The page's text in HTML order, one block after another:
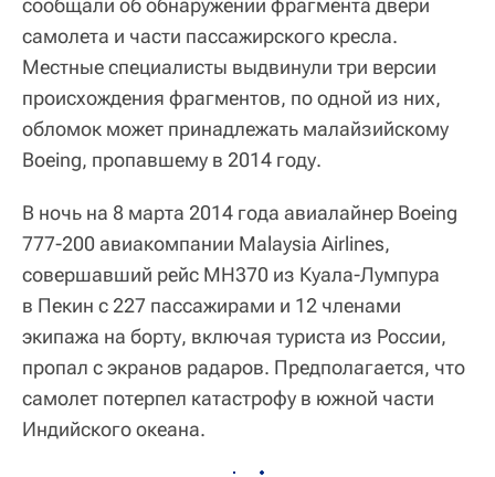
сообщали об обнаружении фрагмента двери
самолета и части пассажирского кресла.
Местные специалисты выдвинули три версии
происхождения фрагментов, по одной из них,
обломок может принадлежать малайзийскому
Boeing, пропавшему в 2014 году.
В ночь на 8 марта 2014 года авиалайнер Boeing
777-200 авиакомпании Malaysia Airlines,
совершавший рейс MH370 из Куала-Лумпура
в Пекин с 227 пассажирами и 12 членами
экипажа на борту, включая туриста из России,
пропал с экранов радаров. Предполагается, что
самолет потерпел катастрофу в южной части
Индийского океана.